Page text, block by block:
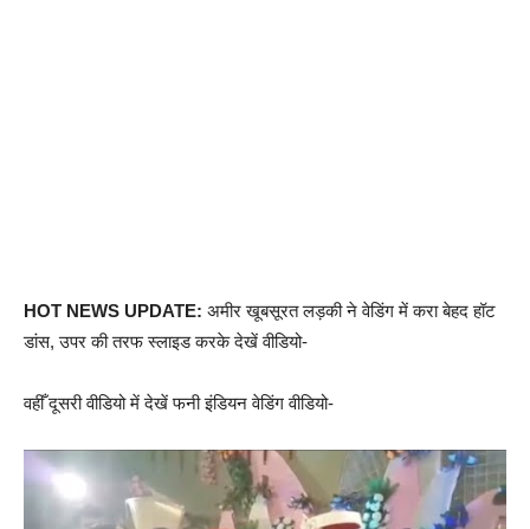
HOT NEWS UPDATE: अमीर खूबसूरत लड़की ने वेडिंग में करा बेहद हॉट
डांस, उपर की तरफ स्लाइड करके देखें वीडियो-
वहीँ दूसरी वीडियो में देखें फनी इंडियन वेडिंग वीडियो-